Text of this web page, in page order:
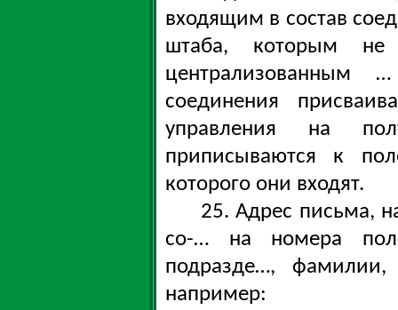
входящим в состав
штаба, которым не
централизованным
соединения
управления на
приписываются к
которого они входят.
25. Адрес письма,
со-… на номера
подразде…, фамилии,
например: